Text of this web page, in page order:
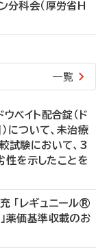
分科会（厚労省H
一覧
ベイト配合錠（ド
について、未治療
試験において、3
を示したことを
「レギュニール®
薬価基準収載のお